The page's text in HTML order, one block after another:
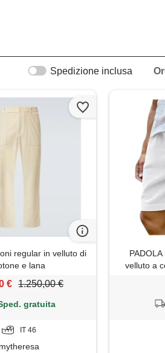
Spedizione inclusa
regular in velluto di
e lana
€ 1.250,00 €
gratuita
IT 46
mytheresa
velluto a
regolabile
con